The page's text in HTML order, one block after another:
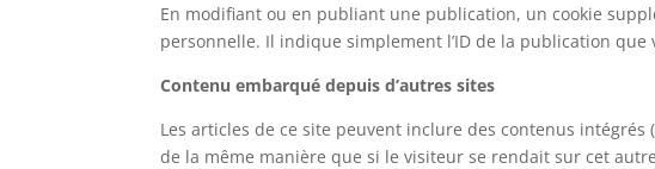
En modifiant ou en publiant une publication, un cookie
personnelle. Il indique simplement l’ID de la publication
Contenu embarqué depuis d’autres sites
Les articles de ce site peuvent inclure des contenus
de la même manière que si le visiteur se rendait sur cet